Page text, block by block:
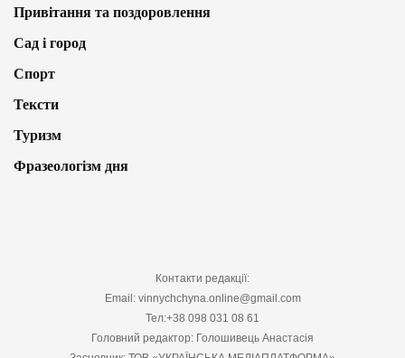
Привітання та поздоровлення
Сад і город
Спорт
Тексти
Туризм
Фразеологізм дня
Контакти редакції:
Email: vinnychchyna.online@gmail.com
Тел:+38 098 031 08 61
Головний редактор: Голошивець Анастасія